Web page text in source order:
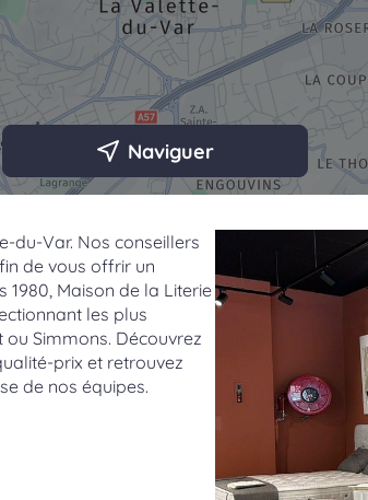
Naviguer
du-Var. Nos conseillers
de vous offrir un
Maison de la Literie
les plus
Simmons. Découvrez
prix et retrouvez
de nos équipes.